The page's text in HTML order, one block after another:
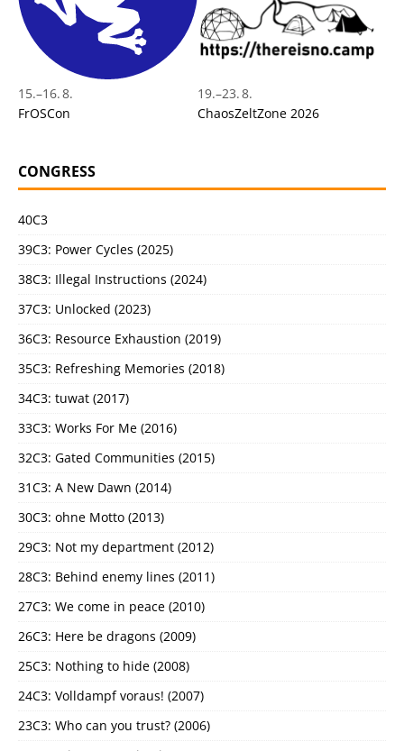
15.–16. 8.
FrOSCon
19.–23. 8.
ChaosZeltZone 2026
CONGRESS
40C3
39C3: Power Cycles (2025)
38C3: Illegal Instructions (2024)
37C3: Unlocked (2023)
36C3: Resource Exhaustion (2019)
35C3: Refreshing Memories (2018)
34C3: tuwat (2017)
33C3: Works For Me (2016)
32C3: Gated Communities (2015)
31C3: A New Dawn (2014)
30C3: ohne Motto (2013)
29C3: Not my department (2012)
28C3: Behind enemy lines (2011)
27C3: We come in peace (2010)
26C3: Here be dragons (2009)
25C3: Nothing to hide (2008)
24C3: Volldampf voraus! (2007)
23C3: Who can you trust? (2006)